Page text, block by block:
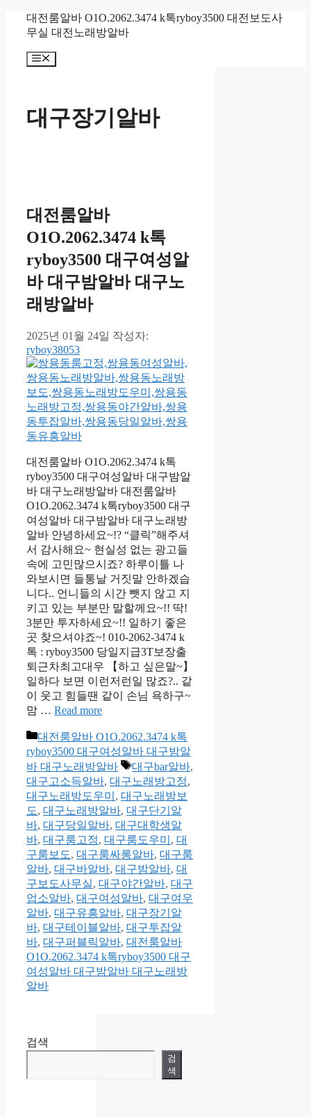
대전룸알바 O1O.2062.3474 k톡ryboy3500 대전보도사
무실 대전노래방알바
메
대구장기알바
대전룸알바
O1O.2062.3474 k톡
ryboy3500 대구여성알
바 대구밤알바 대구노
래방알바
2025년 01월 24일 작성자:
ryboy38053
대전룸알바 O1O.2062.3474 k톡
ryboy3500 대구여성알바 대구밤알
바 대구노래방알바 대전룸알바
O1O.2062.3474 k톡ryboy3500 대구
여성알바 대구밤알바 대구노래방
알바 안녕하세요~!? “클릭”해주셔
서 감사해요~ 현실성 없는 광고들
속에 고민많으시죠? 하루이틀 나
와보시면 들통날 거짓말 안하겠습
니다.. 언니들의 시간 뺏지 않고 지
키고 있는 부분만 말할께요~!! 딱!
3분만 투자하세요~!! 일하기 좋은
곳 찾으셔야죠~! 010-2062-3474 k
톡 : ryboy3500 당일지급3T보장출
퇴근차최고대우 【하고 싶은말~】
일하다 보면 이런저런일 많죠?.. 같
이 웃고 힘들땐 같이 손님 욕하구~
맘 … Read more
카
테
고
리
대전룸알바 O1O.2062.3474 k톡
ryboy3500 대구여성알바 대구밤알
바 대구노래방알바
태
그
대구bar알바,
대구고소득알바, 대구노래방고정,
대구노래방도우미 , 대구노래방보
도, 대구노래방알바, 대구단기알
바, 대구당일알바, 대구대학생알
바, 대구룸고정, 대구룸도우미 , 대
구룸보도, 대구룸싸롱알바, 대구룸
알바, 대구바알바, 대구밤알바, 대
구보도사무실, 대구야간알바, 대구
업소알바, 대구여성알바, 대구여우
알바, 대구유흥알바, 대구장기알
바, 대구테이블알바, 대구투잡알
바, 대구퍼블릭알바, 대전룸알바
O1O.2062.3474 k톡ryboy3500 대구
여성알바 대구밤알바 대구노래방
알바
검색
검
색